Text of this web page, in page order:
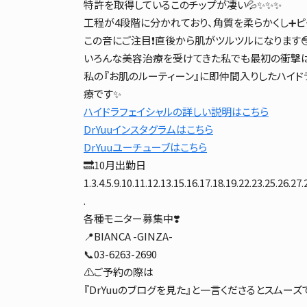
特許を取得しているこのチップが凄い💦✨✨✨
工程が4段階に分かれており、角質を柔らかくし➕
この音にご注目❗️直後から肌がツルツルになります
いろんな美容治療を受けてきた私でも最初の衝撃
私の『お肌のルーティーン』に即仲間入りしたハイ
療です✨
ハイドラフェイシャルの詳しい説明はこちら
DrYuuインスタグラムはこちら
DrYuuユーチューブはこちら
🔜10月出勤日
.
各種モニター募集中❣️
📍BIANCA -GINZA-
📞03-6263-2690
⚠️ご予約の際は
『DrYuuのブログを見た』と一言くださるとスムーズ